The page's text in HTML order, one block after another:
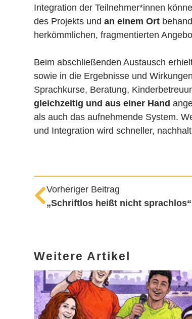
Integration der Teilnehmer*innen
des Projekts undan einem Ort
herkömmlichen, fragmentierten
Beim abschließenden Austausch
sowie in die Ergebnisse und
Sprachkurse, Beratung,
gleichzeitig und aus einer Hand
als auch das aufnehmende System.
und Integration wird schneller,
Vorheriger Beitrag
„Schriftlos heißt nicht
Weitere Artikel